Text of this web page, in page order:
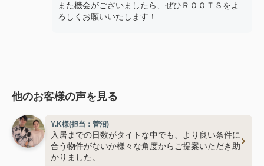
また機会がございましたら、ぜひＲＯＯＴＳをよ
ろしくお願いいたします！
他のお客様の声を見る
Y.K様(担当：菅沼)
入居までの日数がタイトな中でも、より良い条件に
合う物件がないか様々な角度からご提案いただき助
かりました。